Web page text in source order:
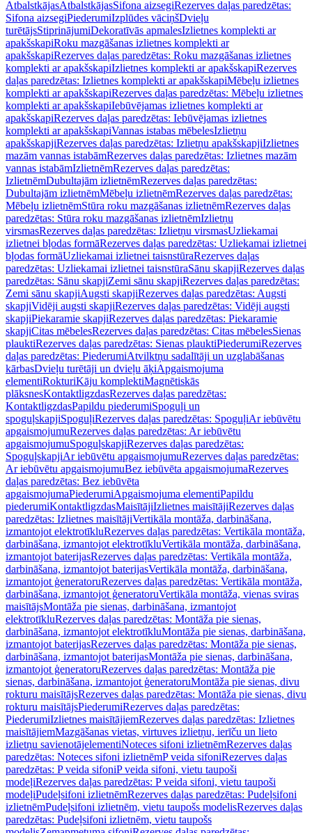
AtbalstkājasAtbalstkājasSifona aizsegiRezerves daļas paredzētas:
Sifona aizsegiPiederumiIzplūdes vāciņšDvieļu
turētājsStiprinājumiDekoratīvās apmalesIzlietnes komplekti ar
apakšskapiRoku mazgāšanas izlietnes komplekti ar
apakšskapiRezerves daļas paredzētas: Roku mazgāšanas izlietnes
komplekti ar apakšskapiIzlietnes komplekti ar apakšskapiRezerves
daļas paredzētas: Izlietnes komplekti ar apakšskapiMēbeļu izlietnes
komplekti ar apakšskapiRezerves daļas paredzētas: Mēbeļu izlietnes
komplekti ar apakšskapiIebūvējamas izlietnes komplekti ar
apakšskapiRezerves daļas paredzētas: Iebūvējamas izlietnes
komplekti ar apakšskapiVannas istabas mēbelesIzlietņu
apakšskapjiRezerves daļas paredzētas: Izlietņu apakšskapjiIzlietnes
mazām vannas istabāmRezerves daļas paredzētas: Izlietnes mazām
vannas istabāmIzlietnēmRezerves daļas paredzētas:
IzlietnēmDubultajām izlietnēmRezerves daļas paredzētas:
Dubultajām izlietnēmMēbeļu izlietnēmRezerves daļas paredzētas:
Mēbeļu izlietnēmStūra roku mazgāšanas izlietnēmRezerves daļas
paredzētas: Stūra roku mazgāšanas izlietnēmIzlietņu
virsmasRezerves daļas paredzētas: Izlietņu virsmasUzliekamai
izlietnei bļodas formāRezerves daļas paredzētas: Uzliekamai izlietnei
bļodas formāUzliekamai izlietnei taisnstūraRezerves daļas
paredzētas: Uzliekamai izlietnei taisnstūraSānu skapjiRezerves daļas
paredzētas: Sānu skapjiZemi sānu skapjiRezerves daļas paredzētas:
Zemi sānu skapjiAugsti skapjiRezerves daļas paredzētas: Augsti
skapjiVidēji augsti skapjiRezerves daļas paredzētas: Vidēji augsti
skapjiPiekaramie skapjiRezerves daļas paredzētas: Piekaramie
skapjiCitas mēbelesRezerves daļas paredzētas: Citas mēbelesSienas
plauktiRezerves daļas paredzētas: Sienas plauktiPiederumiRezerves
daļas paredzētas: PiederumiAtvilktņu sadalītāji un uzglabāšanas
kārbasDvieļu turētāji un dvieļu āķiApgaismojuma
elementiRokturiKāju komplektiMagnētiskās
plāksnesKontaktligzdasRezerves daļas paredzētas:
KontaktligzdasPapildu piederumiSpoguļi un
spoguļskapjiSpoguļiRezerves daļas paredzētas: SpoguļiAr iebūvētu
apgaismojumuRezerves daļas paredzētas: Ar iebūvētu
apgaismojumuSpoguļskapjiRezerves daļas paredzētas:
SpoguļskapjiAr iebūvētu apgaismojumuRezerves daļas paredzētas:
Ar iebūvētu apgaismojumuBez iebūvēta apgaismojumaRezerves
daļas paredzētas: Bez iebūvēta
apgaismojumaPiederumiApgaismojuma elementiPapildu
piederumiKontaktligzdasMaisītājiIzlietnes maisītājiRezerves daļas
paredzētas: Izlietnes maisītājiVertikāla montāža, darbināšana,
izmantojot elektrotīkluRezerves daļas paredzētas: Vertikāla montāža,
darbināšana, izmantojot elektrotīkluVertikāla montāža, darbināšana,
izmantojot baterijasRezerves daļas paredzētas: Vertikāla montāža,
darbināšana, izmantojot baterijasVertikāla montāža, darbināšana,
izmantojot ģeneratoruRezerves daļas paredzētas: Vertikāla montāža,
darbināšana, izmantojot ģeneratoruVertikāla montāža, vienas sviras
maisītājsMontāža pie sienas, darbināšana, izmantojot
elektrotīkluRezerves daļas paredzētas: Montāža pie sienas,
darbināšana, izmantojot elektrotīkluMontāža pie sienas, darbināšana,
izmantojot baterijasRezerves daļas paredzētas: Montāža pie sienas,
darbināšana, izmantojot baterijasMontāža pie sienas, darbināšana,
izmantojot ģeneratoruRezerves daļas paredzētas: Montāža pie
sienas, darbināšana, izmantojot ģeneratoruMontāža pie sienas, divu
rokturu maisītājsRezerves daļas paredzētas: Montāža pie sienas, divu
rokturu maisītājsPiederumiRezerves daļas paredzētas:
PiederumiIzlietnes maisītājiemRezerves daļas paredzētas: Izlietnes
maisītājiemMazgāšanas vietas, virtuves izlietņu, ierīču un lieto
izlietņu savienotājelementiNoteces sifoni izlietnēmRezerves daļas
paredzētas: Noteces sifoni izlietnēmP veida sifoniRezerves daļas
paredzētas: P veida sifoniP veida sifoni, vietu taupoši
modeļiRezerves daļas paredzētas: P veida sifoni, vietu taupoši
modeļiPudeļsifoni izlietnēmRezerves daļas paredzētas: Pudeļsifoni
izlietnēmPudeļsifoni izlietnēm, vietu taupošs modelisRezerves daļas
paredzētas: Pudeļsifoni izlietnēm, vietu taupošs